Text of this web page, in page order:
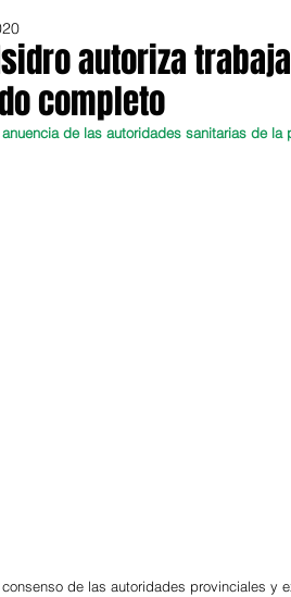
autoriza
completo
de las autoridades sanitarias de la
de las autoridades provinciales y